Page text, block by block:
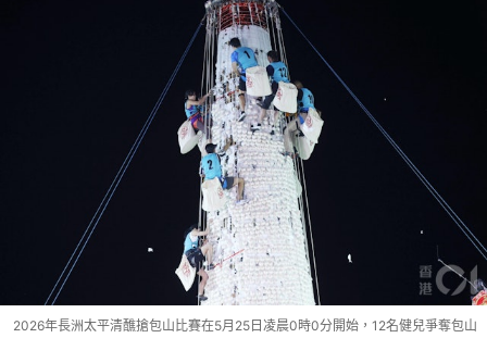
2026年長洲太平清醮搶包山比賽在5月25日凌晨0時0分開始，12名健兒爭奪包山